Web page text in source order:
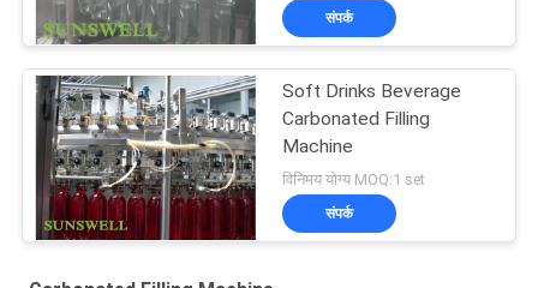
संपर्क
Soft Drinks Beverage
Carbonated Filling
Machine
विनिमय योग्य MOQ:1 set
संपर्क